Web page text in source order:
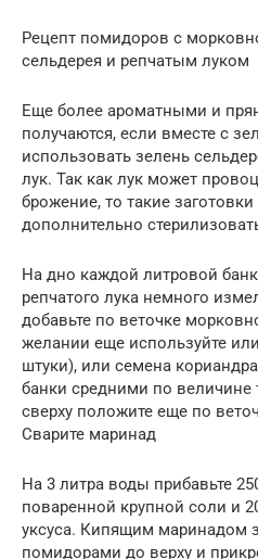
Рецепт помидоров с
сельдерея и репчатым луком
Еще более ароматными и
получаются, если вместе с
использовать зелень
лук. Так как лук может
брожение, то такие
дополнительно
На дно каждой литровой
репчатого лука немного
добавьте по веточке
желании еще используйте
штуки), или семена
банки средними по
сверху положите еще по
Сварите маринад
На 3 литра воды прибавьте
поваренной крупной соли и
уксуса. Кипящим маринадом
помидорами до верху и